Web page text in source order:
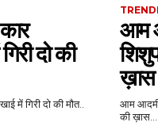
दो की
में गिरी दो की मौत..
आम
ख़ास
आम आदमी
की ख़ास...